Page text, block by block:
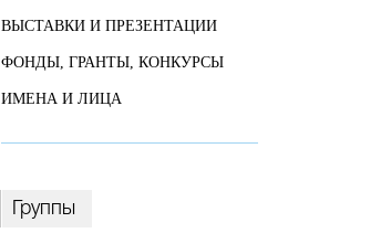
ВЫСТАВКИ И ПРЕЗЕНТАЦИИ
ФОНДЫ, ГРАНТЫ, КОНКУРСЫ
ИМЕНА И ЛИЦА
Группы